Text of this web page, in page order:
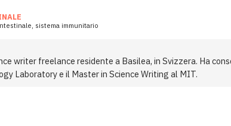
sistema immunitario
writer freelance residente a Basilea, in Svizzera. Ha
Laboratory e il Master in Science Writing al MIT.